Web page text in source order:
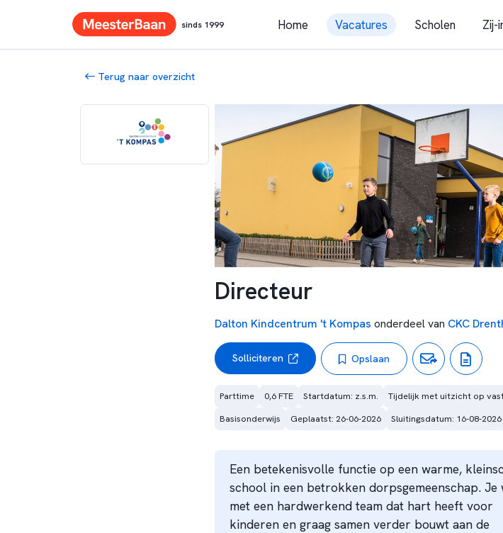
sinds 1999 Home Vacatures Scholen Zij-
Terug naar overzicht
Directeur
Dalton Kindcentrum 't Kompas onderdeel van CKC
Solliciteren Opslaan
Parttime 0,6 FTE Startdatum: z.s.m. Tijdelijk met uitzicht op
Basisonderwijs
Geplaatst: 26-06-2026 Sluitingsdatum: 16-08-2026
Een betekenisvolle functie op een warme,
school in een betrokken dorpsgemeenschap. Je
met een hardwerkend team dat hart heeft voor
kinderen en graag samen verder bouwt aan de